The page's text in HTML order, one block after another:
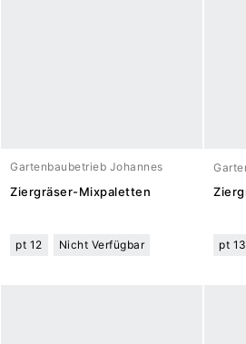
Gartenbaubetrieb Johannes
Meuwesen
Ziergräser-Mixpaletten
pt 12 Nicht Verfügbar pt 13